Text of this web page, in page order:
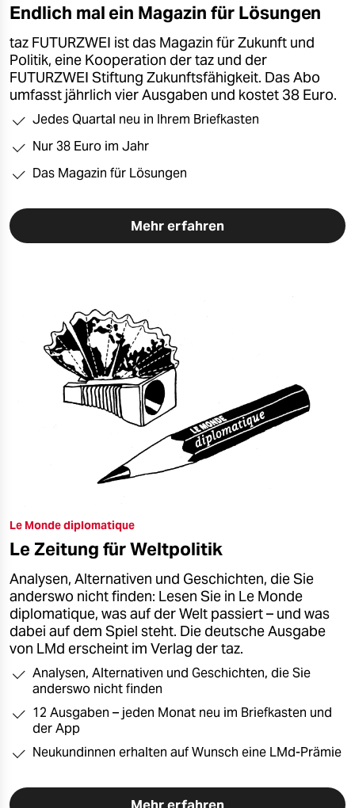
Endlich mal ein Magazin für Lösungen
taz FUTURZWEI ist das Magazin für Zukunft und
Politik, eine Kooperation der taz und der
FUTURZWEI Stiftung Zukunftsfähigkeit. Das Abo
umfasst jährlich vier Ausgaben und kostet 38 Euro.
Jedes Quartal neu in Ihrem Briefkasten
Nur 38 Euro im Jahr
Das Magazin für Lösungen
Mehr erfahren
Le Monde diplomatique
Le Zeitung für Weltpolitik
Analysen, Alternativen und Geschichten, die Sie
anderswo nicht finden: Lesen Sie in Le Monde
diplomatique, was auf der Welt passiert – und was
dabei auf dem Spiel steht. Die deutsche Ausgabe
von LMd erscheint im Verlag der taz.
Analysen, Alternativen und Geschichten, die Sie
anderswo nicht finden
12 Ausgaben – jeden Monat neu im Briefkasten und
der App
Neukundinnen erhalten auf Wunsch eine LMd-Prämie